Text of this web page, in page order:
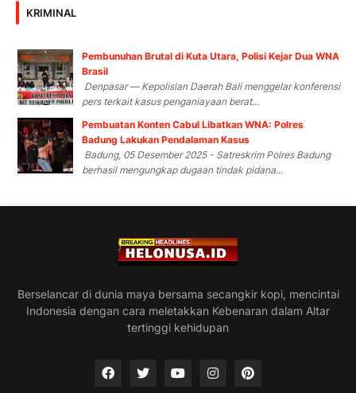
KRIMINAL
Pembunuhan Brutal di Kuta Utara, Polisi Kejar Dua WNA
Brasil
Denpasar — Kepolisian Daerah Bali menggelar konferensi
pers terkait kasus penganiayaan berat...
Pembuatan Konten Cabul Libatkan WNA: Polres
Badung Lakukan Pendalaman Kasus
Badung, 05 Desember 2025 - Satreskrim Polres Badung
berhasil mengungkap dugaan tindak pidana...
Berselancar di dunia maya bersama secangkir kopi, mencintai
Indonesia dengan cara meletakkan Kebenaran dalam Altar
tertinggi kehidupan